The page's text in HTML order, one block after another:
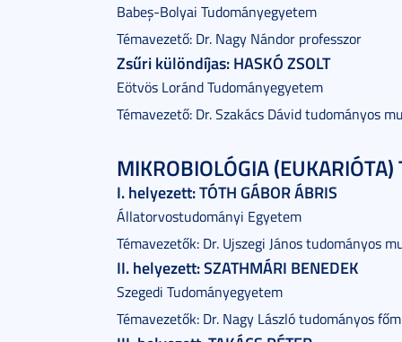
Babeș-Bolyai Tudományegyetem
Témavezető: Dr. Nagy Nándor professzor
Zsűri különdíjas: HASKÓ ZSOLT
Eötvös Loránd Tudományegyetem
Témavezető: Dr. Szakács Dávid tudományos
MIKROBIOLÓGIA
I. helyezett: TÓTH GÁBOR ÁBRIS
Állatorvostudományi Egyetem
Témavezetők: Dr. Ujszegi János tudományos
II. helyezett: SZATHMÁRI BENEDEK
Szegedi Tudományegyetem
Témavezetők: Dr. Nagy László tudományos